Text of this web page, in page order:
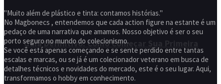
Guia Definitivo: Como Começar Sua Primeira
"Muito além de plástico e tinta: contamos histórias."
No Magbonecs , entendemos que cada action figure na estante é um
pedaço de uma narrativa que amamos. Nosso objetivo é ser o seu
porto seguro no mundo do colecionismo.
Se você está apenas começando e se sente perdido entre tantas
escalas e marcas, ou se já é um colecionador veterano em busca de
detalhes técnicos e novidades do mercado, este é o seu lugar. Aqui,
transformamos o hobby em conhecimento.